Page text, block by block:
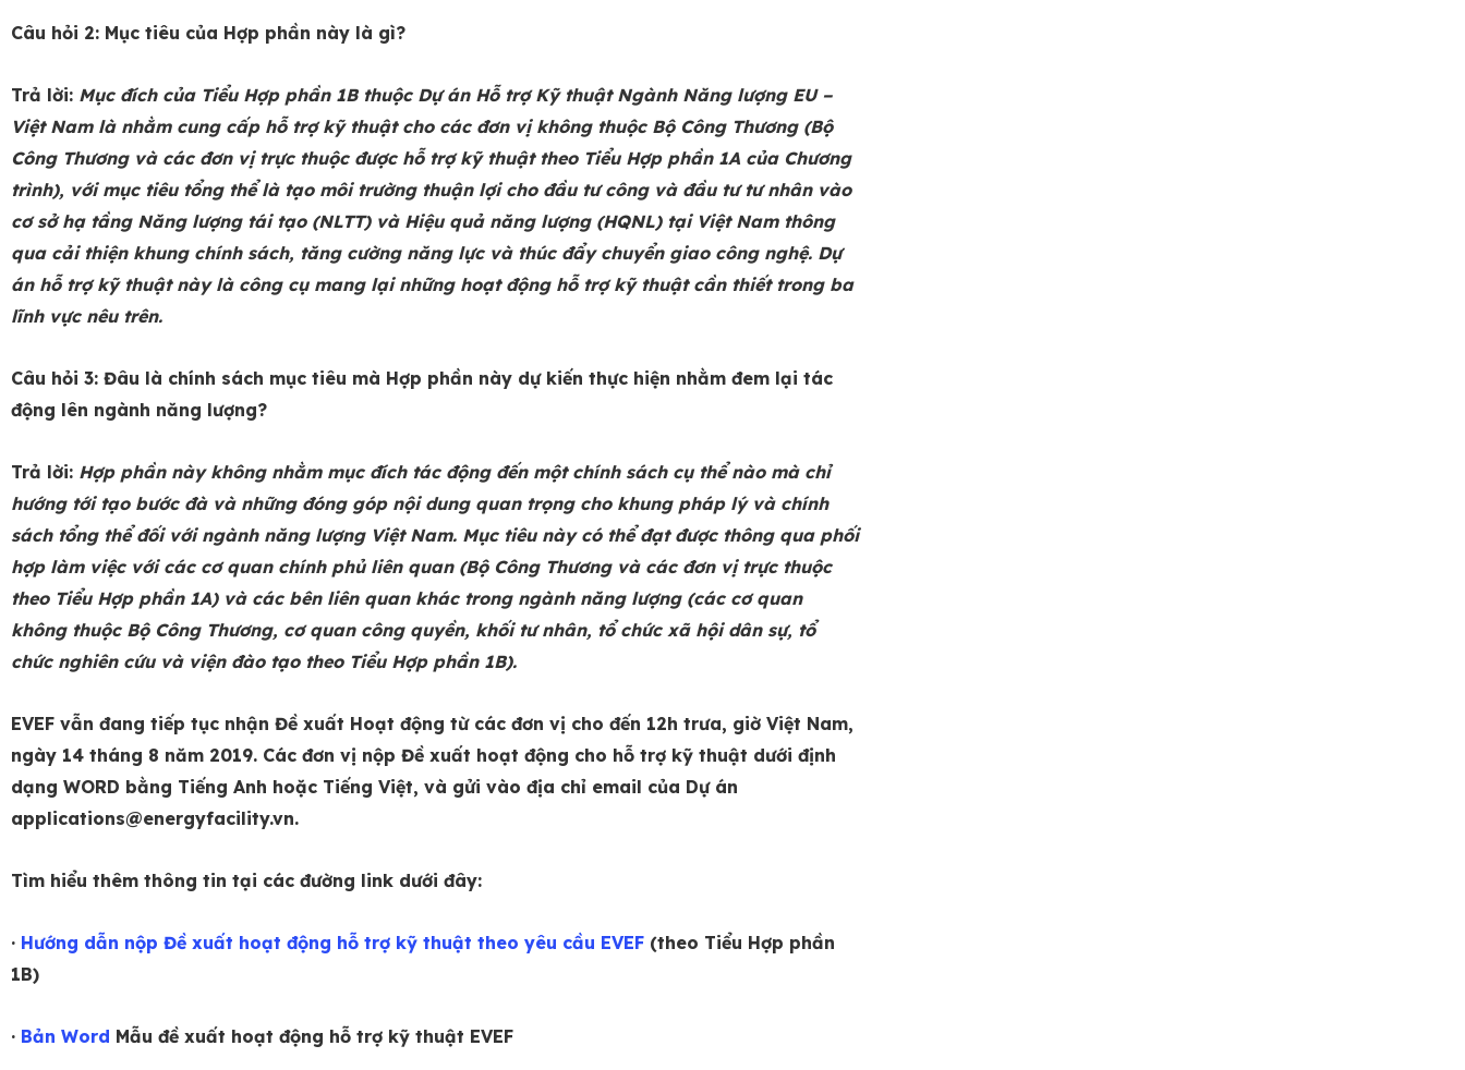
Câu hỏi 2: Mục tiêu của Hợp phần này là gì?
Trả lời: Mục đích của Tiểu Hợp phần 1B thuộc Dự án Hỗ trợ Kỹ thuật Ngành Năng lượng EU –
Việt Nam là nhằm cung cấp hỗ trợ kỹ thuật cho các đơn vị không thuộc Bộ Công Thương (Bộ
Công Thương và các đơn vị trực thuộc được hỗ trợ kỹ thuật theo Tiểu Hợp phần 1A của Chương
trình), với mục tiêu tổng thể là tạo môi trường thuận lợi cho đầu tư công và đầu tư tư nhân vào
cơ sở hạ tầng Năng lượng tái tạo (NLTT) và Hiệu quả năng lượng (HQNL) tại Việt Nam thông
qua cải thiện khung chính sách, tăng cường năng lực và thúc đẩy chuyển giao công nghệ. Dự
án hỗ trợ kỹ thuật này là công cụ mang lại những hoạt động hỗ trợ kỹ thuật cần thiết trong ba
lĩnh vực nêu trên.
Câu hỏi 3: Đâu là chính sách mục tiêu mà Hợp phần này dự kiến thực hiện nhằm đem lại tác
động lên ngành năng lượng?
Trả lời: Hợp phần này không nhằm mục đích tác động đến một chính sách cụ thể nào mà chỉ
hướng tới tạo bước đà và những đóng góp nội dung quan trọng cho khung pháp lý và chính
sách tổng thể đối với ngành năng lượng Việt Nam. Mục tiêu này có thể đạt được thông qua phối
hợp làm việc với các cơ quan chính phủ liên quan (Bộ Công Thương và các đơn vị trực thuộc
theo Tiểu Hợp phần 1A) và các bên liên quan khác trong ngành năng lượng (các cơ quan
không thuộc Bộ Công Thương, cơ quan công quyền, khối tư nhân, tổ chức xã hội dân sự, tổ
chức nghiên cứu và viện đào tạo theo Tiểu Hợp phần 1B).
EVEF vẫn đang tiếp tục nhận Đề xuất Hoạt động từ các đơn vị cho đến 12h trưa, giờ Việt Nam,
ngày 14 tháng 8 năm 2019. Các đơn vị nộp Đề xuất hoạt động cho hỗ trợ kỹ thuật dưới định
dạng WORD bằng Tiếng Anh hoặc Tiếng Việt, và gửi vào địa chỉ email của Dự án
applications@energyfacility.vn.
Tìm hiểu thêm thông tin tại các đường link dưới đây:
· Hướng dẫn nộp Đề xuất hoạt động hỗ trợ kỹ thuật theo yêu cầu EVEF (theo Tiểu Hợp phần
1B)
· Bản Word Mẫu đề xuất hoạt động hỗ trợ kỹ thuật EVEF